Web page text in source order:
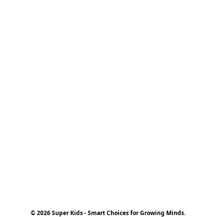
© 2026 Super Kids - Smart Choices for Growing Minds.